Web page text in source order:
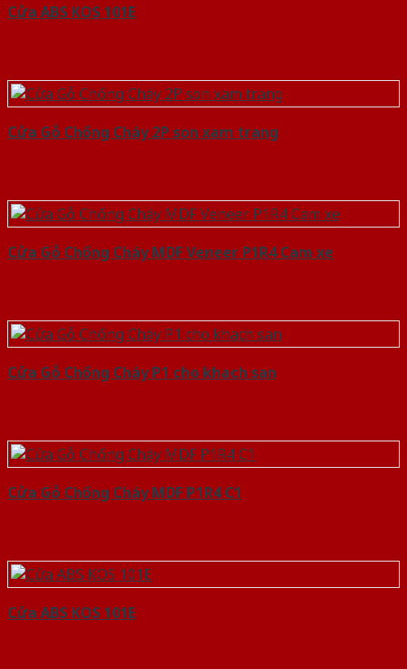
Cửa ABS KOS 101E
Cửa Gỗ Chống Cháy 2P son xam trang
Cửa Gỗ Chống Cháy MDF Veneer P1R4 Cam xe
Cửa Gỗ Chống Cháy P1 cho khach san
Cửa Gỗ Chống Cháy MDF P1R4 C1
Cửa ABS KOS 101E